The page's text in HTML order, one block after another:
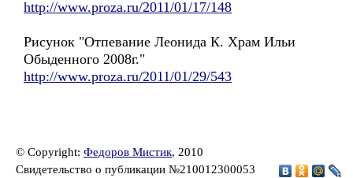
http://www.proza.ru/2011/01/17/148
Рисунок "Отпевание Леонида К. Храм Ильи
Обыденного 2008г."
http://www.proza.ru/2011/01/29/543
© Copyright: Федоров Мистик, 2010
Свидетельство о публикации №210012300053